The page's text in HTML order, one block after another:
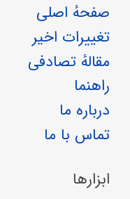
صفحهٔ اصلی
تغییرات اخیر
مقالهٔ تصادفی
راهنما
درباره ما
تماس با ما
ابزارها